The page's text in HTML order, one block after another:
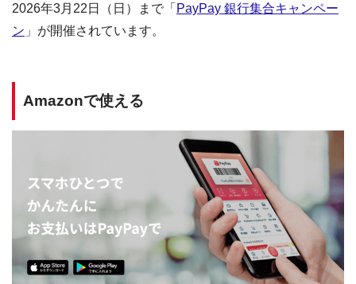
2026年3月22日（日）まで「 PayPay 銀行集合キャンペー
ン 」が開催されています。
Amazonで使える